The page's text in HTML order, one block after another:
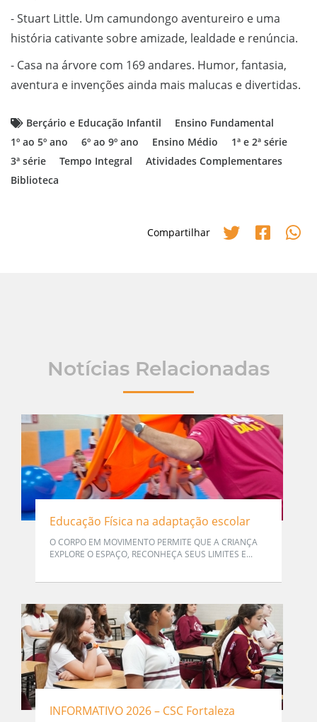
- Stuart Little. Um camundongo aventureiro e uma
história cativante sobre amizade, lealdade e renúncia.
- Casa na árvore com 169 andares. Humor, fantasia,
aventura e invenções ainda mais malucas e divertidas.
Berçário e Educação Infantil
Ensino Fundamental
1º ao 5º ano
6º ao 9º ano Ensino Médio
1ª e 2ª série
3ª série
Tempo Integral
Atividades Complementares
Biblioteca
Compartilhar
Notícias Relacionadas
Educação Física na adaptação escolar
O CORPO EM MOVIMENTO PERMITE QUE A CRIANÇA
EXPLORE O ESPAÇO, RECONHEÇA SEUS LIMITES E...
INFORMATIVO 2026 – CSC Fortaleza